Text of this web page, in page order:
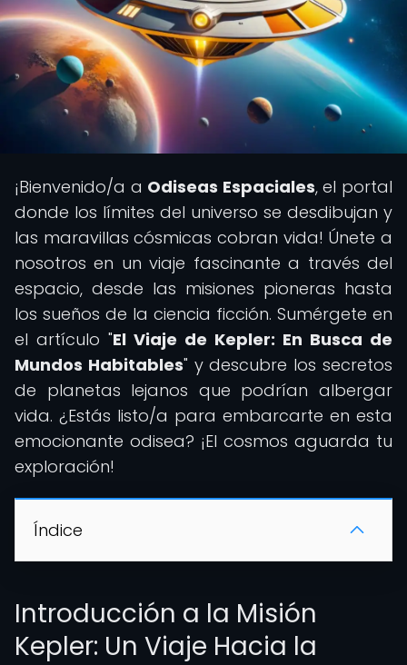
¡Bienvenido/a a Odiseas Espaciales, el portal
donde los límites del universo se desdibujan y
las maravillas cósmicas cobran vida! Únete a
nosotros en un viaje fascinante a través del
espacio, desde las misiones pioneras hasta
los sueños de la ciencia ficción. Sumérgete en
el artículo "El Viaje de Kepler: En Busca de
Mundos Habitables" y descubre los secretos
de planetas lejanos que podrían albergar
vida. ¿Estás listo/a para embarcarte en esta
emocionante odisea? ¡El cosmos aguarda tu
exploración!
Índice
Introducción a la Misión
Kepler: Un Viaje Hacia la